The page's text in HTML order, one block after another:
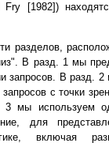
[1982])
разделов,
В разд. 1 мы
запросов. В разд.
с точки
3 мы используем
для
включая